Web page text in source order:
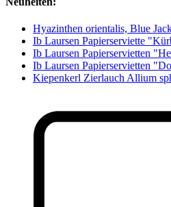
Hyazinthen orientalis, Blue
Ib Laursen Papierserviette
Ib Laursen Papierservietten
Ib Laursen Papierservietten
Kiepenkerl Zierlauch Allium